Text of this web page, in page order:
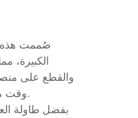
صُممت هذه
الكبيرة،
والقطع على
وقت مناولة المواد وأخطاء تحديد المواقع.